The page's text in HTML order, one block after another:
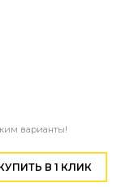
варианты!
В 1 КЛИК